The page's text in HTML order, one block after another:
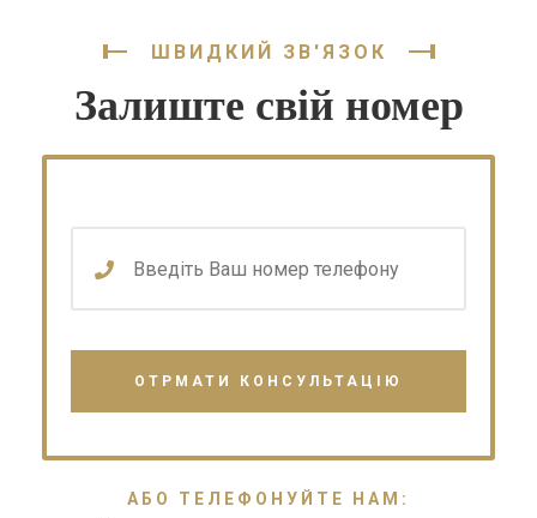
ШВИДКИЙ ЗВ'ЯЗОК
Залиште свій номер
АБО ТЕЛЕФОНУЙТЕ НАМ: